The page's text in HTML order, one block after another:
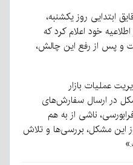
ابتدایی روز یکشنبه،‌
خود اعلام کرد که
و پس از رفع این چالش،
عملیات بازار
در ارسال سفارش‌های
ناشی از به هم
این مشکل، بررسی‌ها و تلاش